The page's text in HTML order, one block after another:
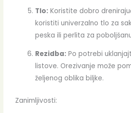
Tlo: Koristite dobro
koristiti univerzalno tlo za
peska ili perlita za
Rezidba: Po potrebi
listove. Orezivanje može
željenog oblika biljke.
Zanimljivosti: